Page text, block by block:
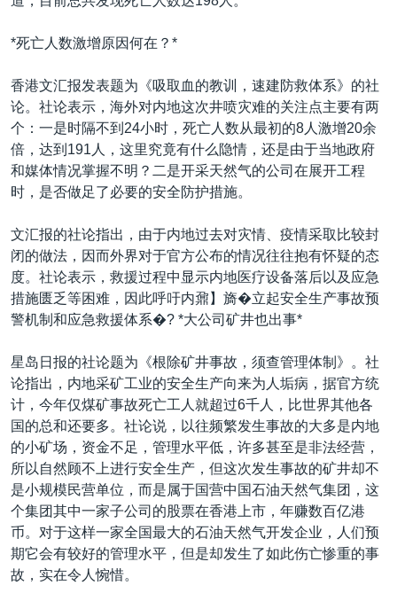
检
全球议题
环境
美国建国250周年
埃博拉疫情
美国之音专访
重要讲话与声明
台海两岸关系
关注西藏
关注新疆
GEN Z 看美国
其他语言网站
*死亡人数激增原因何在？*
香港文汇报发表题为《吸取血的教训，速建防救体系》的社
论。社论表示，海外对内地这次井喷灾难的关注点主要有两
个：一是时隔不到24小时，死亡人数从最初的8人激增20余
倍，达到191人，这里究竟有什么隐情，还是由于当地政府
和媒体情况掌握不明？二是开采天然气的公司在展开工程
时，是否做足了必要的安全防护措施。
文汇报的社论指出，由于内地过去对灾情、疫情采取比较封
闭的做法，因而外界对于官方公布的情况往往抱有怀疑的态
度。社论表示，救援过程中显示内地医疗设备落后以及应急
措施匮乏等困难，因此呼吁内鼐】旖�立起安全生产事故预
警机制和应急救援体系�? *大公司矿井也出事*
星岛日报的社论题为《根除矿井事故，须查管理体制》。社
论指出，内地采矿工业的安全生产向来为人垢病，据官方统
计，今年仅煤矿事故死亡工人就超过6千人，比世界其他各
国的总和还要多。社论说，以往频繁发生事故的大多是内地
的小矿场，资金不足，管理水平低，许多甚至是非法经营，
所以自然顾不上进行安全生产，但这次发生事故的矿井却不
是小规模民营单位，而是属于国营中国石油天然气集团，这
个集团其中一家子公司的股票在香港上市，年赚数百亿港
币。对于这样一家全国最大的石油天然气开发企业，人们预
期它会有较好的管理水平，但是却发生了如此伤亡惨重的事
故，实在令人惋惜。